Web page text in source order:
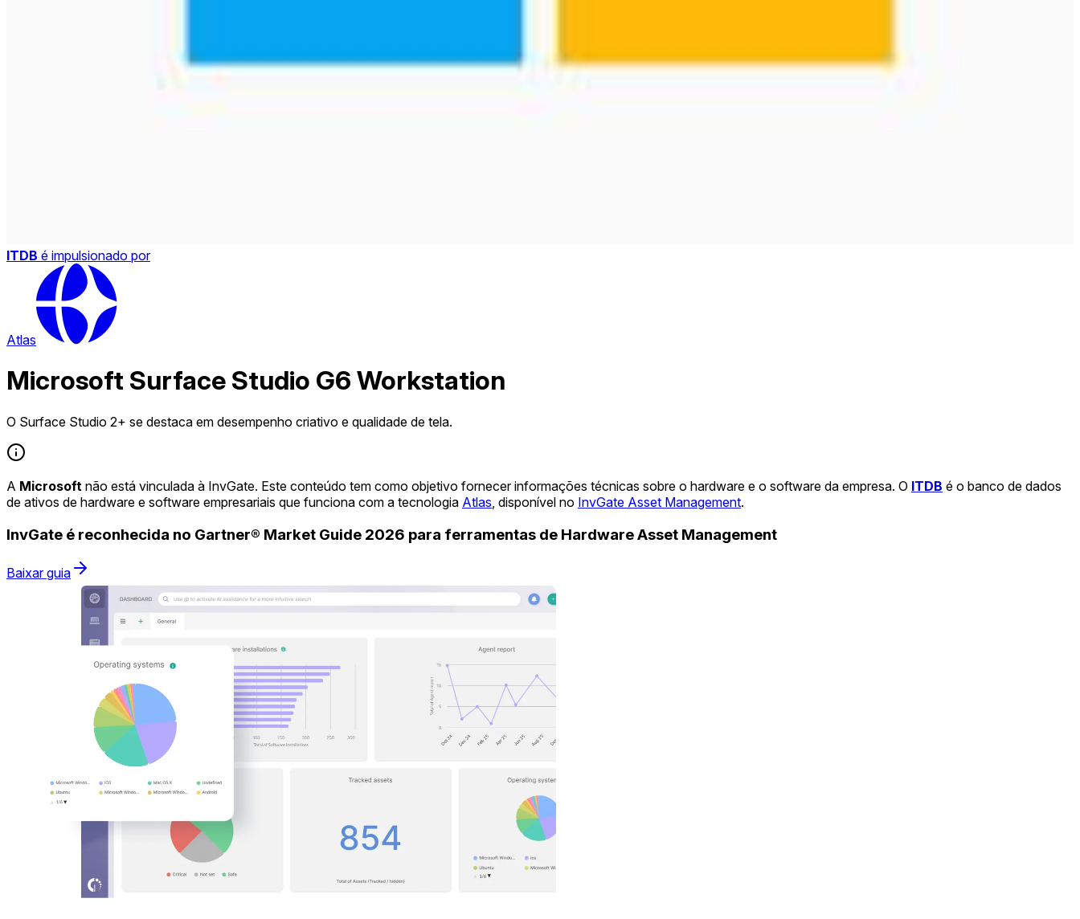
ITDB é impulsionado por
Atlas
Microsoft Surface Studio G6 Workstation
O Surface Studio 2+ se destaca em desempenho criativo e qualidade de tela.
A Microsoft não está vinculada à InvGate. Este conteúdo tem como objetivo fornecer informações técnicas sobre o hardware e o software da empresa. O ITDB é o banco de dados
de ativos de hardware e software empresariais que funciona com a tecnologia Atlas , disponível no InvGate Asset Management.
InvGate é reconhecida no Gartner® Market Guide 2026 para ferramentas de Hardware Asset Management
Baixar guia